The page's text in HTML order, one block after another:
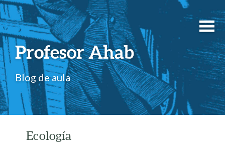
Profesor Ahab
Blog de aula
Ecología